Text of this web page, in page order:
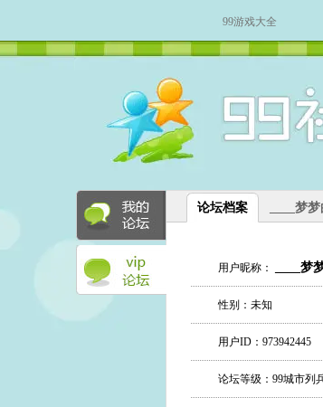
99游戏大全
论坛档案 ____梦
用户昵称： ____梦
性别：未知
用户ID：973942445
论坛等级：99城市列